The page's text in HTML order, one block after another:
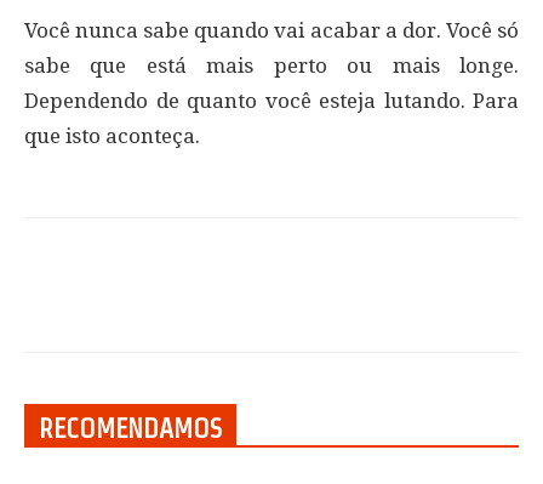
Você nunca sabe quando vai acabar a dor. Você só
sabe que está mais perto ou mais longe.
Dependendo de quanto você esteja lutando. Para
que isto aconteça.
RECOMENDAMOS